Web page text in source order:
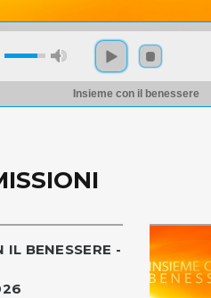
Insieme con il benessere
IL BENESSERE -